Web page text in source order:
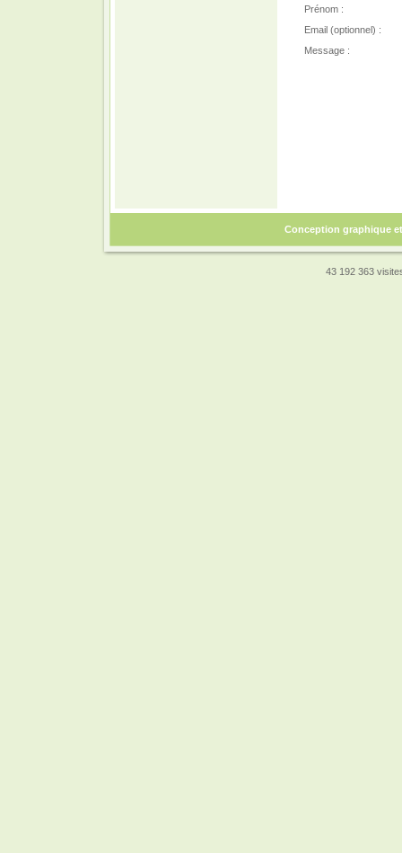
Prénom :
Email (optionnel) :
Message :
Conception graphique
43 192 363